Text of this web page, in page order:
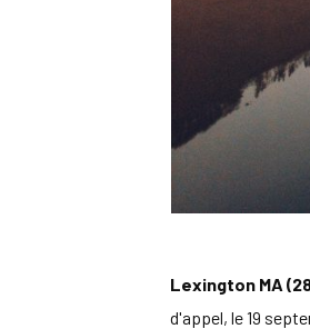
Lexington MA
d'appel, le 19